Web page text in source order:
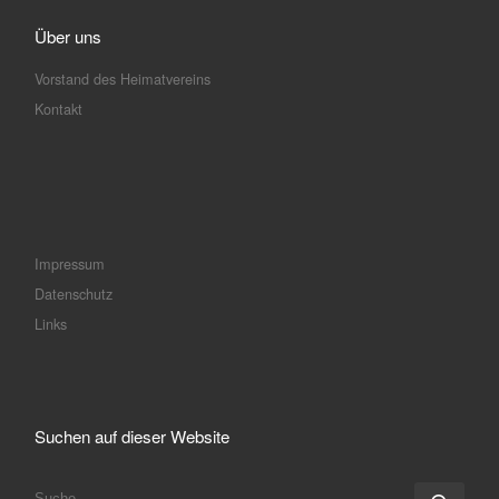
Über uns
Vorstand des Heimatvereins
Kontakt
Impressum
Datenschutz
Links
Suchen auf dieser Website
SUCHE